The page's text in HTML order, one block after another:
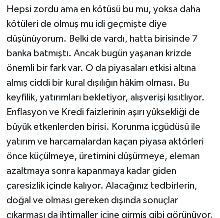
Hepsi zordu ama en kötüsü bu mu, yoksa daha
kötüleri de olmuş mu idi geçmişte diye
düşünüyorum. Belki de vardı, hatta birisinde 7
banka batmıştı. Ancak bugün yaşanan krizde
önemli bir fark var. O da piyasaları etkisi altına
almış ciddi bir kural dışılığın hâkim olması. Bu
keyfilik, yatırımları bekletiyor, alışverişi kısıtlıyor.
Enflasyon ve Kredi faizlerinin aşırı yüksekliği de
büyük etkenlerden birisi. Korunma içgüdüsü ile
yatırım ve harcamalardan kaçan piyasa aktörleri
önce küçülmeye, üretimini düşürmeye, eleman
azaltmaya sonra kapanmaya kadar giden
çaresizlik içinde kalıyor. Alacağınız tedbirlerin,
doğal ve olması gereken dışında sonuçlar
çıkarması da ihtimaller içine girmiş gibi görünüyor.